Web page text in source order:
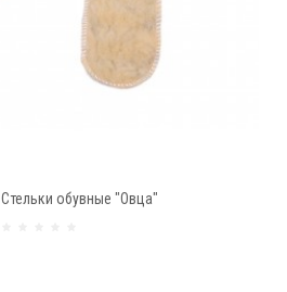
Стельки обувные "Овца"